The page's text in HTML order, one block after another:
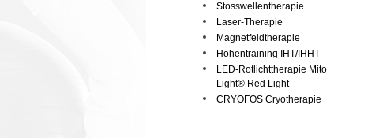
Stosswellentherapie
Laser-Therapie
Magnetfeldtherapie
Höhentraining IHT/IHHT
LED-Rotlichttherapie Mito
Light® Red Light
CRYOFOS Cryotherapie